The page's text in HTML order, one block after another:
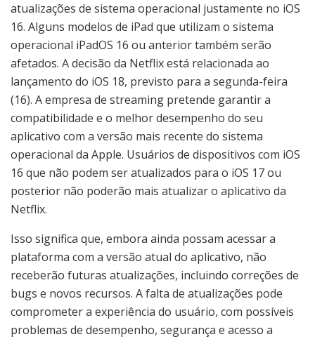
atualizações de sistema operacional justamente no iOS
16. Alguns modelos de iPad que utilizam o sistema
operacional iPadOS 16 ou anterior também serão
afetados. A decisão da Netflix está relacionada ao
lançamento do iOS 18, previsto para a segunda-feira
(16). A empresa de streaming pretende garantir a
compatibilidade e o melhor desempenho do seu
aplicativo com a versão mais recente do sistema
operacional da Apple. Usuários de dispositivos com iOS
16 que não podem ser atualizados para o iOS 17 ou
posterior não poderão mais atualizar o aplicativo da
Netflix.
Isso significa que, embora ainda possam acessar a
plataforma com a versão atual do aplicativo, não
receberão futuras atualizações, incluindo correções de
bugs e novos recursos. A falta de atualizações pode
comprometer a experiência do usuário, com possíveis
problemas de desempenho, segurança e acesso a